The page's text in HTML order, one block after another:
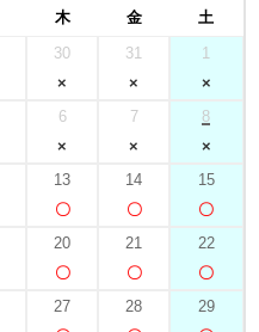
木 金
土
30 31 1
6 7 8
13 14 15
20 21 22
27 28 29